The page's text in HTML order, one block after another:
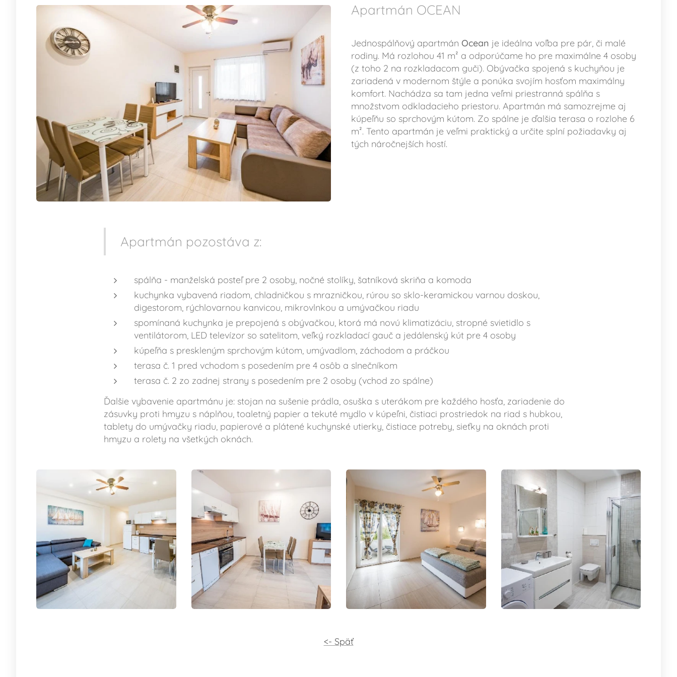
Apartmán OCEAN
Jednospálňový apartmán Ocean je ideálna voľba pre pár, či malé
rodiny. Má rozlohou 41 m² a odporúčame ho pre maximálne 4 osoby
(z toho 2 na rozkladacom guči). Obývačka spojená s kuchyňou je
zariadená v modernom štýle a ponúka svojím hosťom maximálny
komfort. Nachádza sa tam jedna veľmi priestranná spálňa s
množstvom odkladacieho priestoru. Apartmán má samozrejme aj
kúpeľňu so sprchovým kútom. Zo spálne je ďalšia terasa o rozlohe 6
m². Tento apartmán je veľmi praktický a určite splní požiadavky aj
tých náročnejších hostí.
Apartmán pozostáva z:
spálňa - manželská posteľ pre 2 osoby, nočné stolíky, šatníková skriňa a komoda
kuchynka vybavená riadom, chladničkou s mrazničkou, rúrou so sklo-keramickou varnou doskou,
digestorom, rýchlovarnou kanvicou, mikrovlnkou a umývačkou riadu
spomínaná kuchynka je prepojená s obývačkou, ktorá má novú klimatizáciu, stropné svietidlo s
ventilátorom, LED televízor so satelitom, veľký rozkladací gauč a jedálenský kút pre 4 osoby
kúpeľňa s preskleným sprchovým kútom, umývadlom, záchodom a práčkou
terasa č. 1 pred vchodom s posedením pre 4 osôb a slnečníkom
terasa č. 2 zo zadnej strany s posedením pre 2 osoby (vchod zo spálne)
Ďalšie vybavenie apartmánu je: stojan na sušenie prádla, osuška s uterákom pre každého hosťa, zariadenie do
zásuvky proti hmyzu s náplňou, toaletný papier a tekuté mydlo v kúpeľni, čistiaci prostriedok na riad s hubkou,
tablety do umývačky riadu, papierové a plátené kuchynské utierky, čistiace potreby, sieťky na oknách proti
hmyzu a rolety na všetkých oknách.
<- Späť